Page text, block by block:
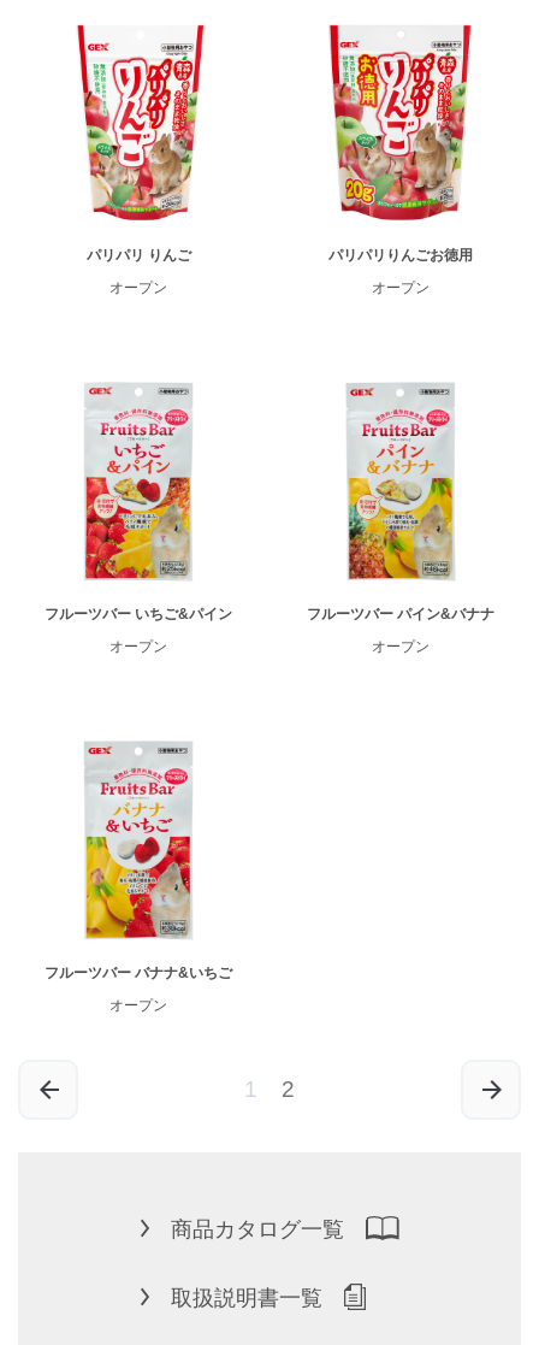
パリパリ りんご
オープン
パリパリりんごお徳用
オープン
フルーツバー いちご&パイン
オープン
フルーツバー パイン&バナナ
オープン
フルーツバー バナナ&いちご
オープン
1 2
商品カタログ一覧
取扱説明書一覧